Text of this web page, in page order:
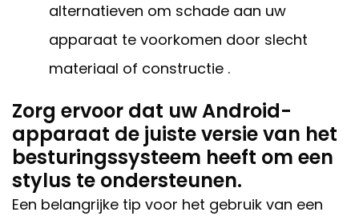
alternatieven om schade aan uw
apparaat te voorkomen door slecht
materiaal of constructie .
Zorg ervoor dat uw Android-
apparaat de juiste versie van het
besturingssysteem heeft om een
stylus te ondersteunen.
Een belangrijke tip voor het gebruik van een